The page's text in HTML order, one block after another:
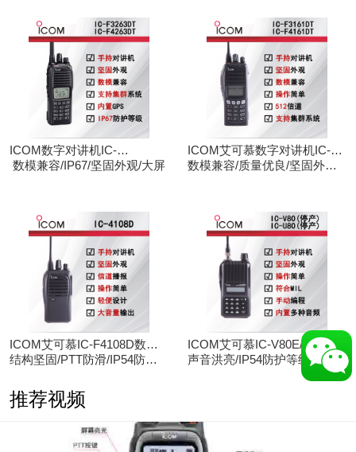
ICOM数字对讲机IC-
F3263DT/IC-F4263DT
数模兼容/IP67/坚固外观/大屏
ICOM艾可慕数字对讲机IC-
F3161D IC-F4161D
数模兼容/质量优良/坚固外观/
ICOM艾可慕IC-F4108D数字
对讲机
结构坚固/PTT防滑/IP54防护/
ICOM艾可慕IC-V80E/IC-
U80E手持对讲机（停产）
声音洪亮/IP54防护等级/手动
推荐视频